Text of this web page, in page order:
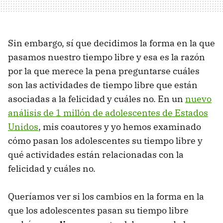
Sin embargo, sí que decidimos la forma en la que
pasamos nuestro tiempo libre y esa es la razón
por la que merece la pena preguntarse cuáles
son las actividades de tiempo libre que están
asociadas a la felicidad y cuáles no. En un nuevo
análisis de 1 millón de adolescentes de Estados
Unidos, mis coautores y yo hemos examinado
cómo pasan los adolescentes su tiempo libre y
qué actividades están relacionadas con la
felicidad y cuáles no.
Queríamos ver si los cambios en la forma en la
que los adolescentes pasan su tiempo libre